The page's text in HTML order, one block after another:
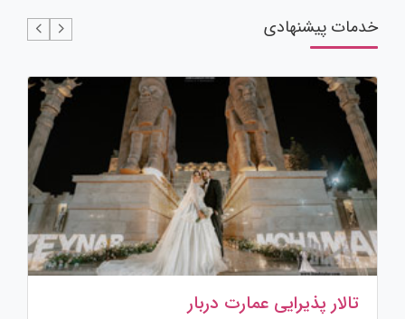
خدمات پیشنهادی
تالار پذیرایی عمارت دربار